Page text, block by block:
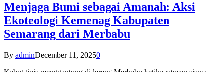
Menjaga Bumi sebagai Amanah: Aksi
Ekoteologi Kemenag Kabupaten
Semarang dari Merbabu
By adminDecember 11, 20250